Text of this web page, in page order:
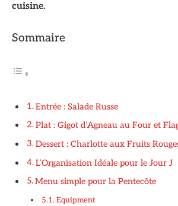
cuisine.
Sommaire
Entrée : Salade Russe
Plat : Gigot d’Agneau au Four et
Dessert : Charlotte aux Fruits
L’Organisation Idéale pour le Jour J
Menu simple pour la Pentecôte
Equipment